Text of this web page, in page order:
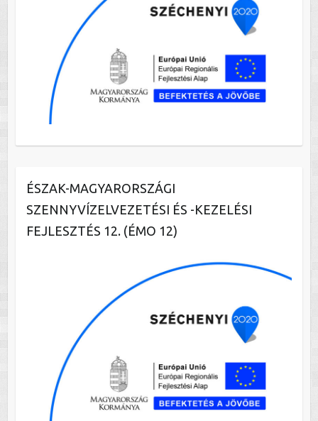
ÉSZAK-MAGYARORSZÁGI
SZENNYVÍZELVEZETÉSI ÉS -KEZELÉSI
FEJLESZTÉS 12. (ÉMO 12)